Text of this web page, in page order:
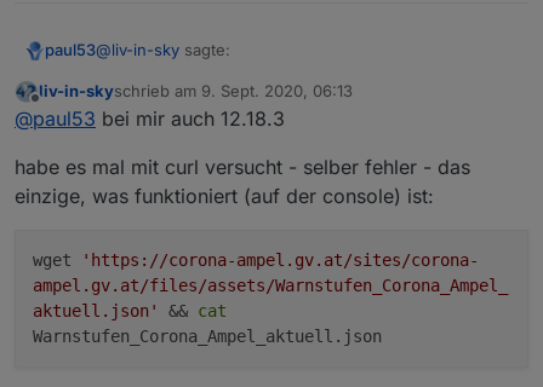
paul53@liv-in-sky sagte:
einstellungen in node
Welche Node-Version ? Meine ist 12.18.3.
Offline
liv-in-skyschrieb am 9. Sept. 2020, 06:13
zuletzt editiert von
@paul53 bei mir auch 12.18.3
habe es mal mit curl versucht - selber fehler - das
einzige, was funktioniert (auf der console) ist:
wget
'https://corona-ampel.gv.at/sites/corona-
ampel.gv.at/files/assets/Warnstufen_Corona_Ampel_
aktuell.json'
&& cat
Warnstufen_Corona_Ampel_aktuell.json